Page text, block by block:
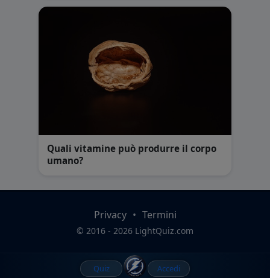
Quali vitamine può produrre il corpo
umano?
Privacy • Termini
© 2016 - 2026 LightQuiz.com
Quiz Accedi